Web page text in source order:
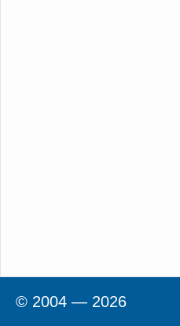
© 2004 — 2026